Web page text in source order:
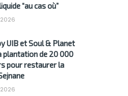
“au cas où”
UIB et Soul & Planet
plantation de 20 000
pour restaurer la